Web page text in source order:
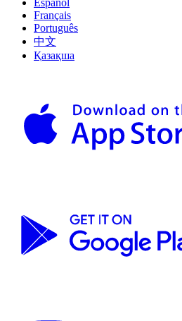
Español
Français
Português
中文
Қазақша